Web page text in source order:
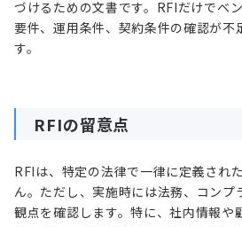
づけるための文書です。RFIだけでベ
要件、運用条件、契約条件の確認が不
す。
RFIの留意点
RFIは、特定の法律で一律に定義され
ん。ただし、実施時には法務、コンプ
観点を確認します。特に、社内情報や